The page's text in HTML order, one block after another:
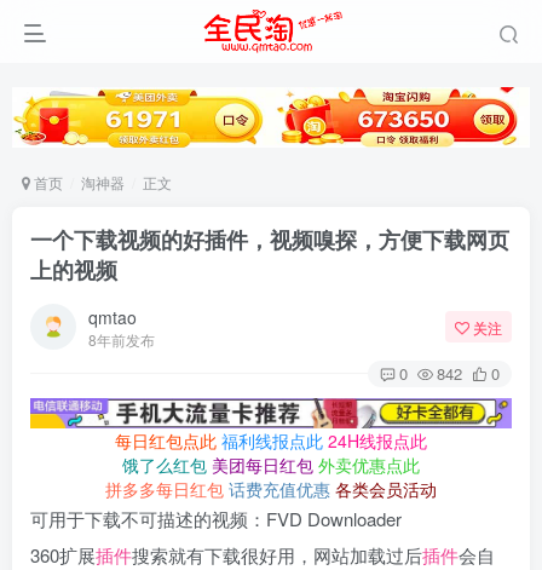
首页 淘神器 正文
一个下载视频的好插件，视频嗅探，方便下载网页
上的视频
qmtao
8年前发布
关注
0 842 0
每日红包点此 福利线报点此 24H线报点此
饿了么红包 美团每日红包 外卖优惠点此
拼多多每日红包 话费充值优惠 各类会员活动
可用于下载不可描述的视频：FVD Downloader
360扩展插件搜索就有下载很好用，网站加载过后插件会自